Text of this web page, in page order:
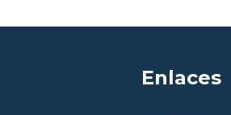
Enlaces